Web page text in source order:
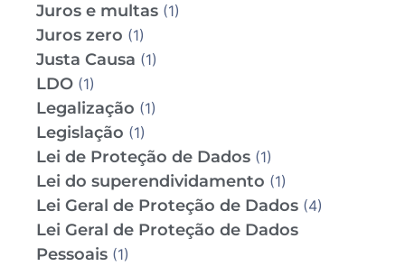
Juros e multas (1)
Juros zero (1)
Justa Causa (1)
LDO (1)
Legalização (1)
Legislação (1)
Lei de Proteção de Dados (1)
Lei do superendividamento (1)
Lei Geral de Proteção de Dados (4)
Lei Geral de Proteção de Dados
Pessoais (1)